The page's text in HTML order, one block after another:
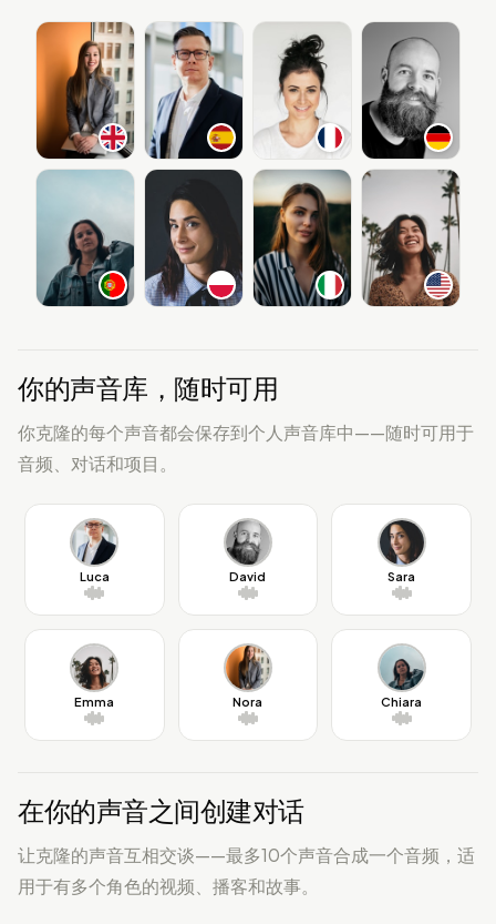
你的声音库，随时可用
你克隆的每个声音都会保存到个人声音库中——随时可用于
音频、对话和项目。
Luca David Sara
Emma Nora Chiara
在你的声音之间创建对话
让克隆的声音互相交谈——最多10个声音合成一个音频，适
用于有多个角色的视频、播客和故事。